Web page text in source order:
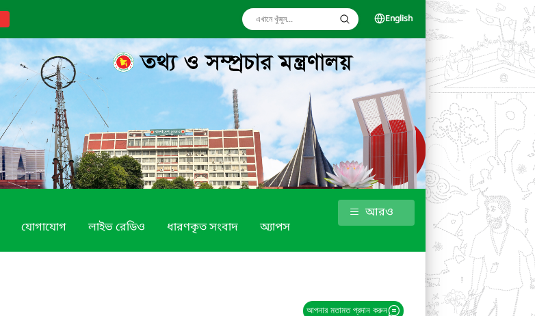
English
যোগাযোগ লাইভ রেডিও ধারণকৃত সংবাদ অ্যাপস
আরও
আপনার মতামত প্রদান করুন